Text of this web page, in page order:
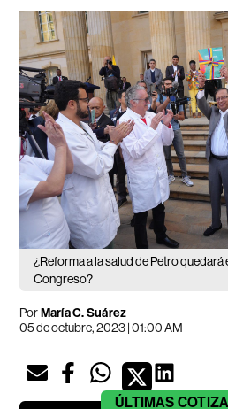
¿Reforma a la salud de Petro quedará
Congreso?
PorMaría C. Suárez
05 de octubre, 2023 | 01:00 AM
ÚLTIMAS